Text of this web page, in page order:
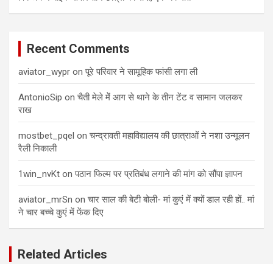
Recent Comments
aviator_wypr onपूरे परिवार ने सामूहिक फांसी लगा ली
AntonioSip onचैती मेले मेें आग से थाने के तीन टेंट व सामान जलकर
राख
mostbet_pqel onचन्द्रावती महाविद्यालय की छात्राओं ने नशा उन्मूलन
रैली निकाली
1win_nvKt onपठान फिल्म पर प्रतिबंध लगाने की मांग को सौंपा ज्ञापन
aviator_mrSn onचार साल की बेटी बोली- मां कुएं में क्यों डाल रही हों.. मां
ने चार बच्चे कुएं में फेंक दिए
Related Articles